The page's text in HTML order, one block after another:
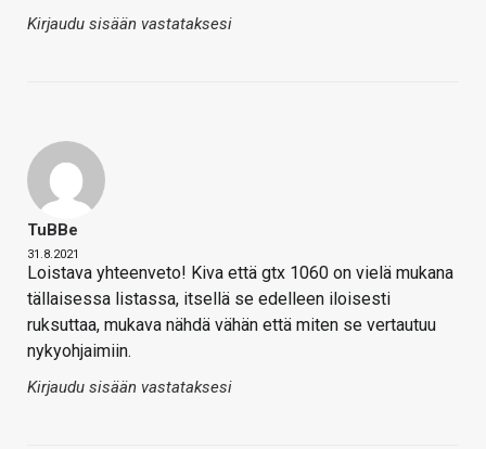
Kirjaudu sisään vastataksesi
TuBBe
31.8.2021
Loistava yhteenveto! Kiva että gtx 1060 on vielä mukana
tällaisessa listassa, itsellä se edelleen iloisesti
ruksuttaa, mukava nähdä vähän että miten se vertautuu
nykyohjaimiin.
Kirjaudu sisään vastataksesi